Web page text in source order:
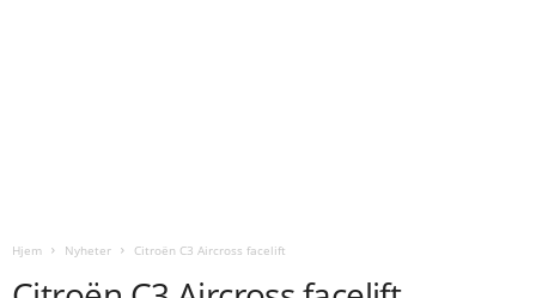
Hjem Nyheter Citroën C3 Aircross facelift